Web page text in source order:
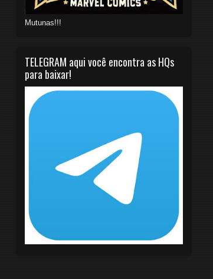
Mutunas!!!
TELEGRAM aqui você encontra as HQs
para baixar!